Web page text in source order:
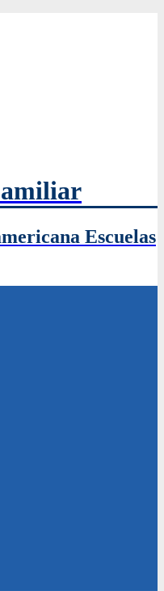
Escuelas